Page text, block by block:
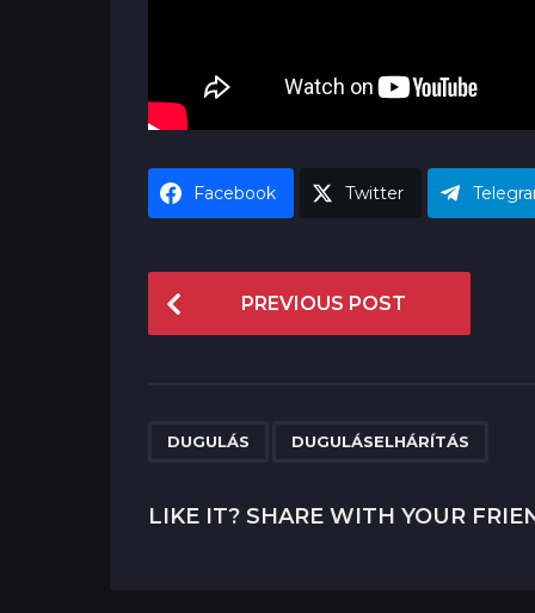
Facebook Twitter
P
o
P
g
PREVIOUS POST
DUGULÁS DUGULÁSELHÁRÍTÁS
LIKE IT? SHARE WITH YOUR